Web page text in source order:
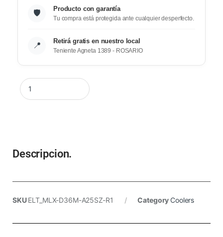
🛡️ Producto con garantía
Tu compra está protegida ante cualquier desperfecto.
📍 Retirá gratis en nuestro local
Teniente Agneta 1389 - ROSARIO
Descripcion.
SKUELT_MLX-D36M-A25SZ-R1 Category Coolers